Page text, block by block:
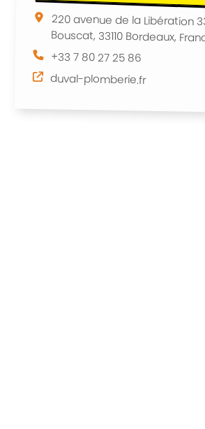
220 avenue de la Libération
Bouscat, 33110 Bordeaux,
+33 7 80 27 25 86
duval-plomberie.fr